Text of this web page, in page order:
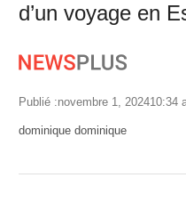
d’un voyage en
Publié :novembre 1, 202410:34
Author
dominique dominique